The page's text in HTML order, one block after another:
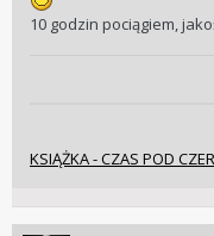
10 godzin pociągiem,
KSIĄŻKA - CZAS POD